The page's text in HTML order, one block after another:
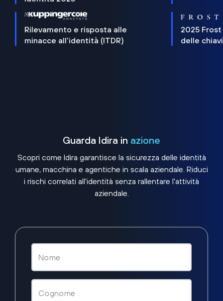
Rilevamento e risposta alle
minacce all'identità (ITDR)
2025 Frost
delle
Guarda Idira in azione
Scopri come Idira garantisce la sicurezza delle identità
umane, macchina e agentiche in scala aziendale. Riduci
i rischi correlati all'identità senza rallentare l'attività
aziendale.